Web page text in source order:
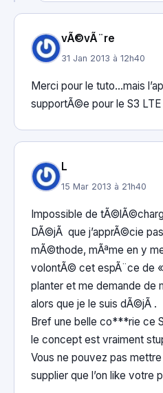
vÃ©vÃ¨re
31 Jan 2013 à 12h40
Merci pour le tuto…mais
supportÃ©e pour le S3
L
15 Mar 2013 à 21h40
Impossible de
DÃ©jÃ que j’apprÃ©cie
mÃ©thode, mÃªme en y
volontÃ© cet espÃ¨ce de
planter et me demande de
alors que je le suis dÃ©jÃ .
Bref une belle co***rie ce
le concept est vraiment
Vous ne pouvez pas mettre
supplier que l’on like votre